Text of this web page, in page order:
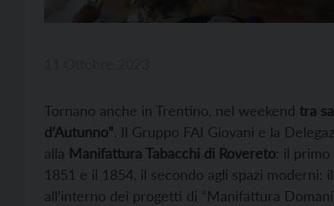
Tornano anche in Trentino, nel weekend tra
d’Autunno”. Il Gruppo FAI Giovani e la
alla Manifattura Tabacchi di Rovereto: il
1851 e il 1854, il secondo agli spazi
all’interno dei progetti di “Manifattura